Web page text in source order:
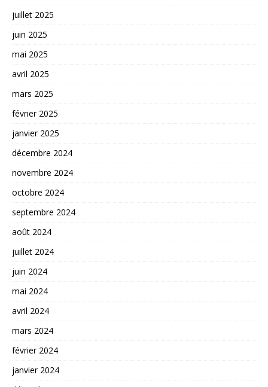
juillet 2025
juin 2025
mai 2025
avril 2025
mars 2025
février 2025
janvier 2025
décembre 2024
novembre 2024
octobre 2024
septembre 2024
août 2024
juillet 2024
juin 2024
mai 2024
avril 2024
mars 2024
février 2024
janvier 2024